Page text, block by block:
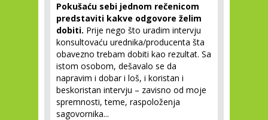
Pokušaću sebi jednom rečenicom
predstaviti kakve odgovore želim
dobiti. Prije nego što uradim intervju
konsultovaću urednika/producenta šta
obavezno trebam dobiti kao rezultat. Sa
istom osobom, dešavalo se da
napravim i dobar i loš, i koristan i
beskoristan intervju – zavisno od moje
spremnosti, teme, raspoloženja
sagovornika...